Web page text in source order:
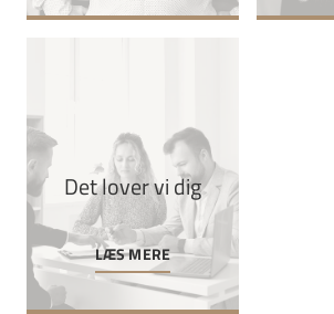
Det lover vi dig
LÆS MERE